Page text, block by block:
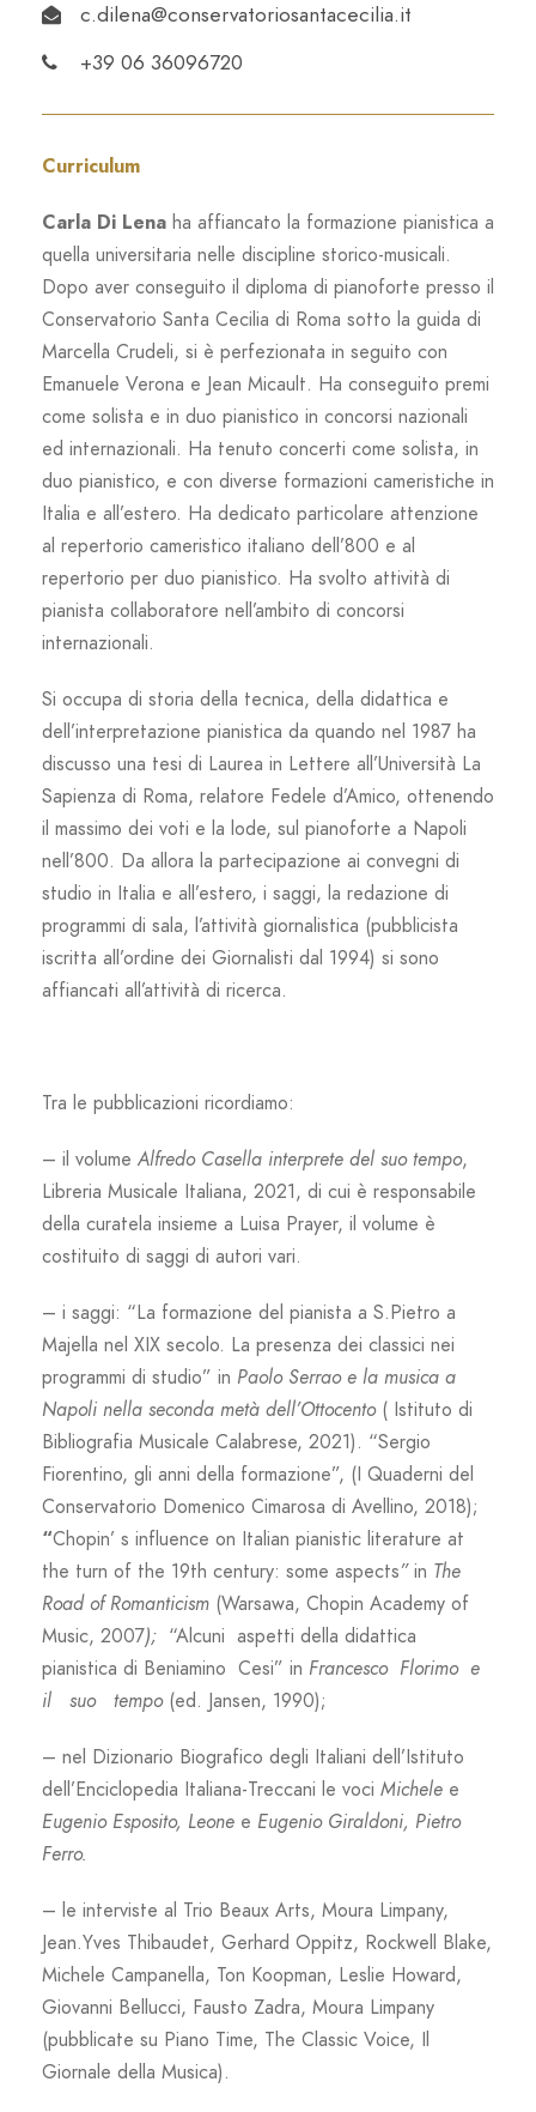
c.dilena@conservatoriosantacecilia.it
+39 06 36096720
Curriculum
Carla Di Lena ha affiancato la formazione pianistica a
quella universitaria nelle discipline storico-musicali.
Dopo aver conseguito il diploma di pianoforte presso il
Conservatorio Santa Cecilia di Roma sotto la guida di
Marcella Crudeli, si è perfezionata in seguito con
Emanuele Verona e Jean Micault. Ha conseguito premi
come solista e in duo pianistico in concorsi nazionali
ed internazionali. Ha tenuto concerti come solista, in
duo pianistico, e con diverse formazioni cameristiche in
Italia e all’estero. Ha dedicato particolare attenzione
al repertorio cameristico italiano dell’800 e al
repertorio per duo pianistico. Ha svolto attività di
pianista collaboratore nell’ambito di concorsi
internazionali.
Si occupa di storia della tecnica, della didattica e
dell’interpretazione pianistica da quando nel 1987 ha
discusso una tesi di Laurea in Lettere all’Università La
Sapienza di Roma, relatore Fedele d’Amico, ottenendo
il massimo dei voti e la lode, sul pianoforte a Napoli
nell’800. Da allora la partecipazione ai convegni di
studio in Italia e all’estero, i saggi, la redazione di
programmi di sala, l’attività giornalistica (pubblicista
iscritta all’ordine dei Giornalisti dal 1994) si sono
affiancati all’attività di ricerca.
Tra le pubblicazioni ricordiamo:
– il volume Alfredo Casella interprete del suo tempo,
Libreria Musicale Italiana, 2021, di cui è responsabile
della curatela insieme a Luisa Prayer, il volume è
costituito di saggi di autori vari.
– i saggi: “La formazione del pianista a S.Pietro a
Majella nel XIX secolo. La presenza dei classici nei
programmi di studio” in Paolo Serrao e la musica a
Napoli nella seconda metà dell’Ottocento ( Istituto di
Bibliografia Musicale Calabrese, 2021). “Sergio
Fiorentino, gli anni della formazione”, (I Quaderni del
Conservatorio Domenico Cimarosa di Avellino, 2018);
“Chopin’ s influence on Italian pianistic literature at
the turn of the 19th century: some aspects”in The
Road of Romanticism (Warsawa, Chopin Academy of
Music, 2007); “Alcuni aspetti della didattica
pianistica di Beniamino Cesi” in Francesco Florimo e
il suo tempo(ed. Jansen, 1990);
– nel Dizionario Biografico degli Italiani dell’Istituto
dell’Enciclopedia Italiana-Treccani le voci Michele e
Eugenio Esposito, Leone e Eugenio Giraldoni, Pietro
Ferro.
– le interviste al Trio Beaux Arts, Moura Limpany,
Jean.Yves Thibaudet, Gerhard Oppitz, Rockwell Blake,
Michele Campanella, Ton Koopman, Leslie Howard,
Giovanni Bellucci, Fausto Zadra, Moura Limpany
(pubblicate su Piano Time, The Classic Voice, Il
Giornale della Musica).